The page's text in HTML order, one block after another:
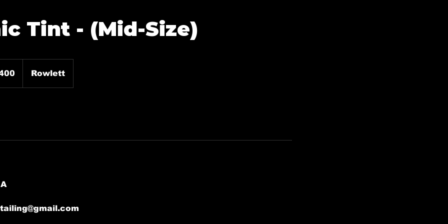
Tint - (Mid-Size)
Rowlett